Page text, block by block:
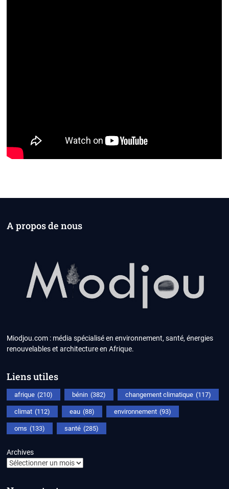
A propos de nous
Miodjou.com : média spécialisé en environnement, santé, énergies
renouvelables et architecture en Afrique.
Liens utiles
afrique (210) bénin (382) changement climatique (117)
climat (112) eau (88) environnement (93)
oms (133) santé (285)
Archives